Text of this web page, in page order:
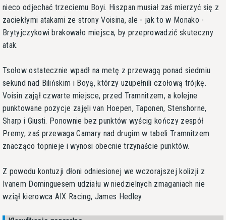
nieco odjechać trzeciemu Boyi. Hiszpan musiał zaś mierzyć się z
zaciekłymi atakami ze strony Voisina, ale - jak to w Monako -
Brytyjczykowi brakowało miejsca, by przeprowadzić skuteczny
atak.
Tsołow ostatecznie wpadł na metę z przewagą ponad siedmiu
sekund nad Bilińskim i Boyą, którzy uzupełnili czołową trójkę.
Voisin zajął czwarte miejsce, przed Tramnitzem, a kolejne
punktowane pozycje zajęli van Hoepen, Taponen, Stenshorne,
Sharp i Giusti. Ponownie bez punktów wyścig kończy zespół
Premy, zaś przewaga Camary nad drugim w tabeli Tramnitzem
znacząco topnieje i wynosi obecnie trzynaście punktów.
Z powodu kontuzji dłoni odniesionej we wczorajszej kolizji z
Ivanem Dominguesem udziału w niedzielnych zmaganiach nie
wziął kierowca AIX Racing, James Hedley.